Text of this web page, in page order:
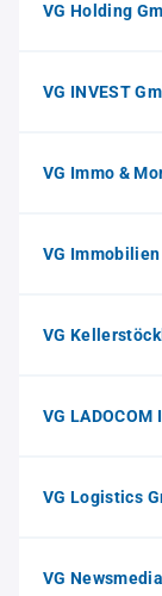
VG Holding
VG INVEST
VG Immo &
VG Immobilien
VG
VG LADOCOM
VG Logistics
VG